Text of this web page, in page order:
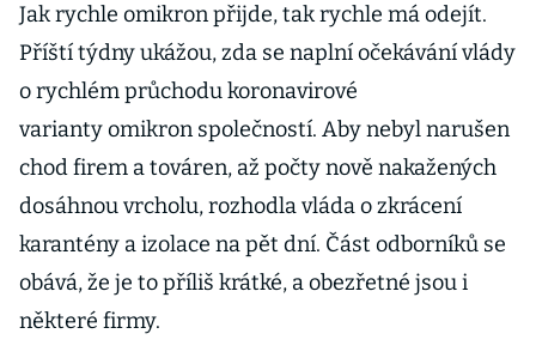
Jak rychle omikron přijde, tak rychle má odejít.
Příští týdny ukážou, zda se naplní očekávání vlády
o rychlém průchodu koronavirové
varianty omikron společností. Aby nebyl narušen
chod firem a továren, až počty nově nakažených
dosáhnou vrcholu, rozhodla vláda o zkrácení
karantény a izolace na pět dní. Část odborníků se
obává, že je to příliš krátké, a obezřetné jsou i
některé firmy.